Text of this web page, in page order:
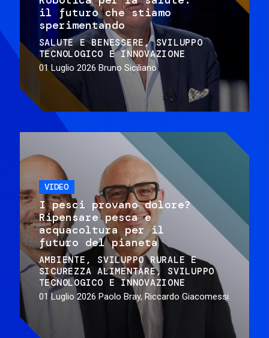
il futuro che stiamo
sperimentando
SALUTE E BENESSERE
SVILUPPO
TECNOLOGICO E INNOVAZIONE
01 Luglio 2026 Bruno Siciliano
VIDEO
I pesci provano dolore?
Ripensare pesca e
acquacoltura per il
futuro del pianeta
AMBIENTE
SVILUPPO RURALE E
SICUREZZA ALIMENTARE
SVILUPPO
TECNOLOGICO E INNOVAZIONE
01 Luglio 2026 Paolo Bray, Riccardo Giacomessi